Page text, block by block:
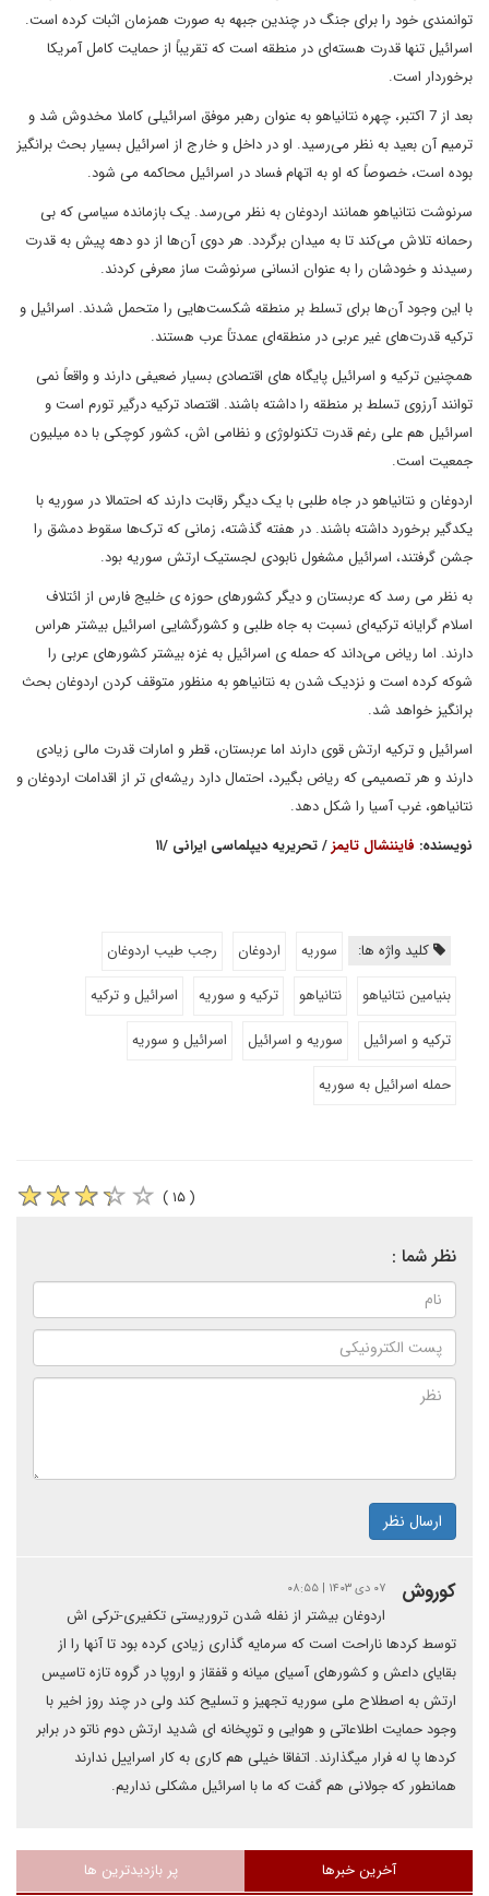
توانمندی خود را برای جنگ در چندین جبهه به صورت همزمان اثبات کرده است.
اسرائیل تنها قدرت هسته‌ای در منطقه است که تقریباً از حمایت کامل آمریکا
برخوردار است.
بعد از 7 اکتبر، چهره نتانیاهو به عنوان رهبر موفق اسرائیلی کاملا مخدوش شد و
ترمیم آن بعید به نظر می‌‍‌رسید. او در داخل و خارج از اسرائیل بسیار بحث برانگیز
بوده است، خصوصاً که او به اتهام فساد در اسرائیل محاکمه می شود.
سرنوشت نتانیاهو همانند اردوغان به نظر می‌رسد. یک بازمانده سیاسی که بی
رحمانه تلاش می‌کند تا به میدان برگردد. هر دوی آن‌ها از دو دهه پیش به قدرت
رسیدند و خودشان را به عنوان انسانی سرنوشت ساز معرفی کردند.
با این وجود آن‌ها برای تسلط بر منطقه شکست‌هایی را متحمل شدند. اسرائیل و
ترکیه قدرت‌های غیر عربی در منطقه‌ای عمدتاً عرب هستند.
همچنین ترکیه و اسرائیل پایگاه های اقتصادی بسیار ضعیفی دارند و واقعاً نمی
توانند آرزوی تسلط بر منطقه را داشته باشند. اقتصاد ترکیه درگیر تورم است و
اسرائیل هم علی رغم قدرت تکنولوژی و نظامی اش، کشور کوچکی با ده میلیون
جمعیت است.
اردوغان و نتانیاهو در جاه طلبی با یک دیگر رقابت دارند که احتمالا در سوریه با
یکدگیر برخورد داشته باشند. در هفته گذشته، زمانی که ترک‌ها سقوط دمشق را
جشن گرفتند، اسرائیل مشغول نابودی لجستیک ارتش سوریه بود.
به نظر می رسد که عربستان و دیگر کشورهای حوزه ی خلیج فارس از ائتلاف
اسلام گرایانه ترکیه‌ای نسبت به جاه طلبی و کشورگشایی اسرائیل بیشتر هراس
دارند. اما ریاض می‌داند که حمله ی اسرائیل به غزه بیشتر کشورهای عربی را
شوکه کرده است و نزدیک شدن به نتانیاهو به منظور متوقف کردن اردوغان بحث
برانگیز خواهد شد.
اسرائیل و ترکیه ارتش قوی دارند اما عربستان، قطر و امارات قدرت مالی زیادی
دارند و هر تصمیمی که ریاض بگیرد، احتمال دارد ریشه‌ای تر از اقدامات اردوغان و
نتانیاهو، غرب آسیا را شکل دهد.
نویسنده: فایننشال تایمز/ تحریریه دیپلماسی ایرانی /۱۱
کلید واژه ها: سوریه اردوغان
رجب طیب اردوغان
بنیامین نتانیاهو
نتانیاهو ترکیه و سوریه
اسرائیل و ترکیه
ترکیه و اسرائیل
سوریه و اسرائیل
اسرائیل و سوریه
حمله اسرائیل به سوریه
( ۱۵ )
نظر شما :
ارسال نظر
کوروش ۰۷ دی ۱۴۰۳ | ۰۸:۵۵
اردوغان بیشتر از نفله شدن تروریستی تکفیری-ترکی اش
توسط کردها ناراحت است که سرمایه گذاری زیادی کرده بود تا آنها را از
بقایای داعش و کشورهای آسیای میانه و قفقاز و اروپا در گروه تازه تاسیس
ارتش به اصطلاح ملی سوریه تجهیز و تسلیح کند ولی در چند روز اخیر با
وجود حمایت اطلاعاتی و هوایی و توپخانه ای شدید ارتش دوم ناتو در برابر
کردها پا له فرار میگذارند. اتفاقا خیلی هم کاری به کار اسراییل ندارند
همانطور که جولانی هم گفت که ما با اسرائیل مشکلی نداریم.
آخرین خبرها پر بازدیدترین ها